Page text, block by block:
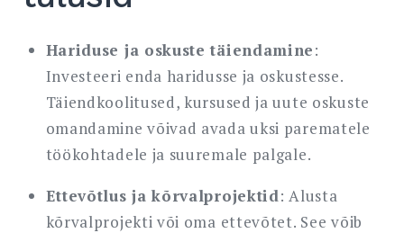
Hariduse ja oskuste täiendamine:
Investeeri enda haridusse ja oskustesse.
Täiendkoolitused, kursused ja uute oskuste
omandamine võivad avada uksi parematele
töökohtadele ja suuremale palgale.
Ettevõtlus ja kõrvalprojektid: Alusta
kõrvalprojekti või oma ettevõtet. See võib